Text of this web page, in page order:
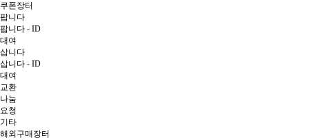
쿠폰장터
팝니다
팝니다 - ID
대여
삽니다
삽니다 - ID
대여
교환
나눔
요청
기타
해외구매장터